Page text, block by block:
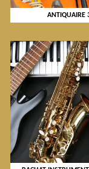
ANTIQUAIRE